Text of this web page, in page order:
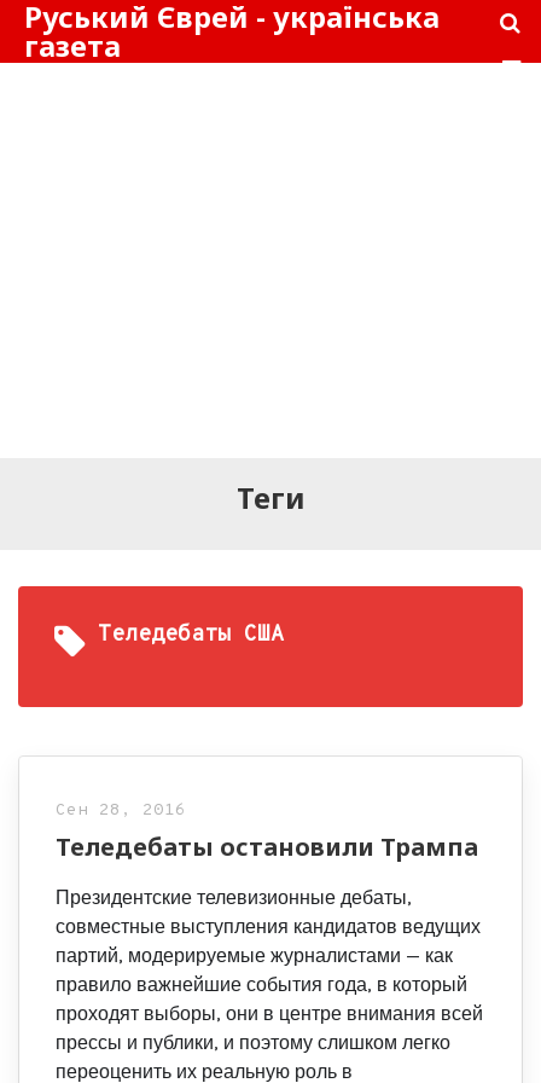
Руський Єврей - українська
газета
Теги
Теледебаты США
Сен 28, 2016
Теледебаты остановили Трампа
Президентские телевизионные дебаты,
совместные выступления кандидатов ведущих
партий, модерируемые журналистами — как
правило важнейшие события года, в который
проходят выборы, они в центре внимания всей
прессы и публики, и поэтому слишком легко
переоценить их реальную роль в